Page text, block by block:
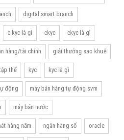
digital smart branch
e-kyc là gì ekyc ekyc là gì
hàng/tài chính giải thưởng sao khuê
thể kyc kyc là gì
động máy bán hàng tự động svm
máy bán nước
hàng năm ngân hàng số oracle